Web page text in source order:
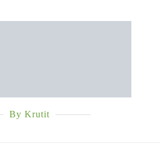
By Krutit